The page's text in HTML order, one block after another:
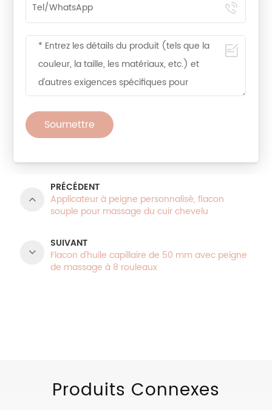
Soumettre
PRÉCÉDENT
Applicateur à peigne personnalisé, flacon
souple pour massage du cuir chevelu
SUIVANT
Flacon d'huile capillaire de 50 mm avec peigne
de massage à 8 rouleaux
Produits Connexes